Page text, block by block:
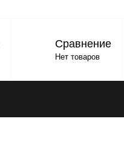
Сравнение
Нет товаров